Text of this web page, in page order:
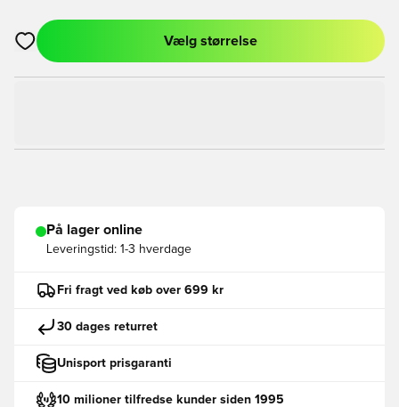
Åbner en Modal til at logge ind eller tilmelde dig som medlem
Vælg størrelse
På lager online
Leveringstid: 1-3 hverdage
Fri fragt ved køb over 699 kr
30 dages returret
Unisport prisgaranti
10 milioner tilfredse kunder siden 1995